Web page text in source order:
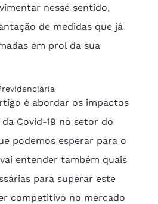
nesse sentido,
de medidas que já
em prol da sua
é abordar os impactos
Covid-19 no setor do
podemos esperar para o
entender também quais
para superar este
competitivo no mercado